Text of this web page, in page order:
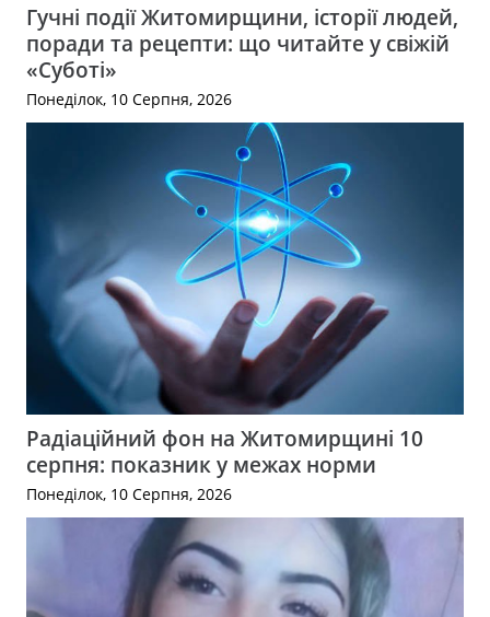
Гучні події Житомирщини, історії людей,
поради та рецепти: що читайте у свіжій
«Суботі»
Понеділок, 10 Серпня, 2026
Радіаційний фон на Житомирщині 10
серпня: показник у межах норми
Понеділок, 10 Серпня, 2026